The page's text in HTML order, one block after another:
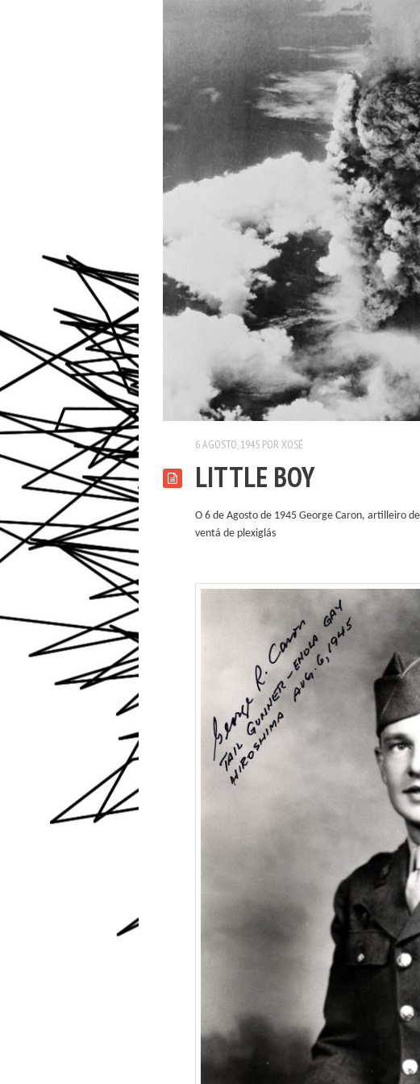
6 AGOSTO, 1945 PORXOSÉ
LITTLE BOY
O 6 de Agosto de 1945 George Caron, artilleiro
ventá de plexiglás